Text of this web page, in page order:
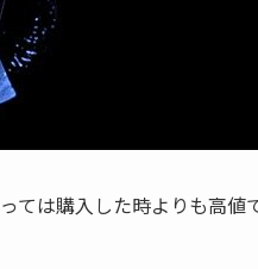
ては購入した時よりも高値